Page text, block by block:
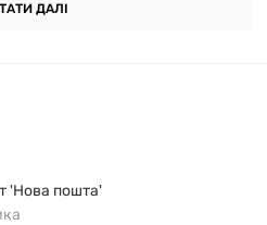
'Нова пошта'
не содержит лактозы или
также позволили
ДАЛІ